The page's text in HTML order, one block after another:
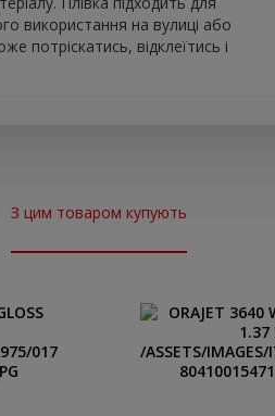
використання на вулиці або
потріскатись, відклеїтись і
З цим товаром купують